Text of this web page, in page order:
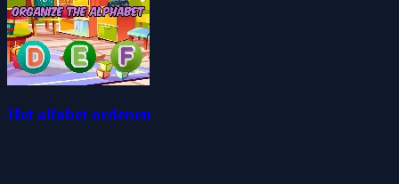
Het alfabet ordenen